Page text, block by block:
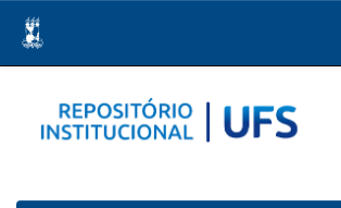
navigation